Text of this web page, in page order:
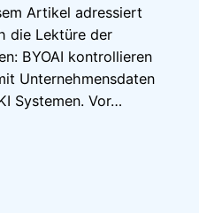
Artikel adressiert
die Lektüre der
BYOAI kontrollieren
Unternehmensdaten
Systemen. Vor…